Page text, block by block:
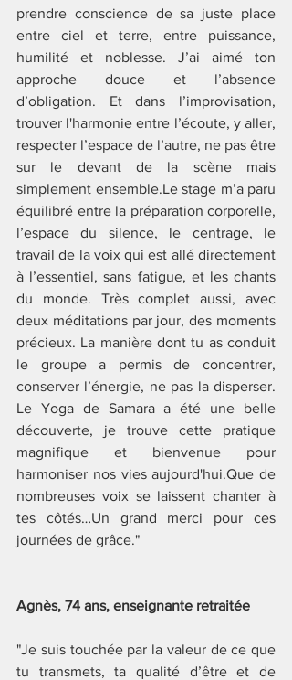
prendre conscience de sa juste place
entre ciel et terre, entre puissance,
humilité et noblesse. J’ai aimé ton
approche douce et l’absence
d’obligation. Et dans l’improvisation,
trouver l'harmonie entre l’écoute, y aller,
respecter l’espace de l’autre, ne pas être
sur le devant de la scène mais
simplement ensemble.Le stage m’a paru
équilibré entre la préparation corporelle,
l’espace du silence, le centrage, le
travail de la voix qui est allé directement
à l’essentiel, sans fatigue, et les chants
du monde. Très complet aussi, avec
deux méditations par jour, des moments
précieux. La manière dont tu as conduit
le groupe a permis de concentrer,
conserver l’énergie, ne pas la disperser.
Le Yoga de Samara a été une belle
découverte, je trouve cette pratique
magnifique et bienvenue pour
harmoniser nos vies aujourd'hui.Que de
nombreuses voix se laissent chanter à
tes côtés…Un grand merci pour ces
journées de grâce."
Agnès, 74 ans, enseignante retraitée
"Je suis touchée par la valeur de ce que
tu transmets, ta qualité d’être et de